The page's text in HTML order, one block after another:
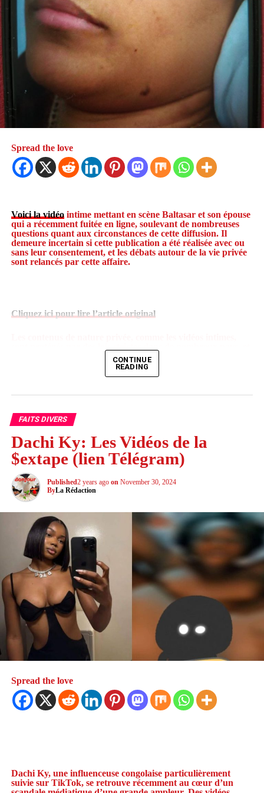
Spread the love
Voici la vidéointime mettant en scène Baltasar et son épouse
qui a récemment fuitée en ligne, soulevant de nombreuses
questions quant aux circonstances de cette diffusion. Il
demeure incertain si cette publication a été réalisée avec ou
sans leur consentement, et les débats autour de la vie privée
sont relancés par cette affaire.
Cliquez ici pour lire l’article original
CONTINUE
READING
FAITS DIVERS
Dachi Ky: Les Vidéos de la
$extape (lien Télégram)
Published2 years ago on November 30, 2024
ByLa Rédaction
Spread the love
Dachi Ky, une influenceuse congolaise particulièrement
suivie sur TikTok, se retrouve récemment au cœur d’un